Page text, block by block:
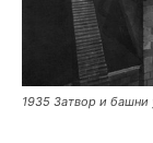
1935 Затвор и башни